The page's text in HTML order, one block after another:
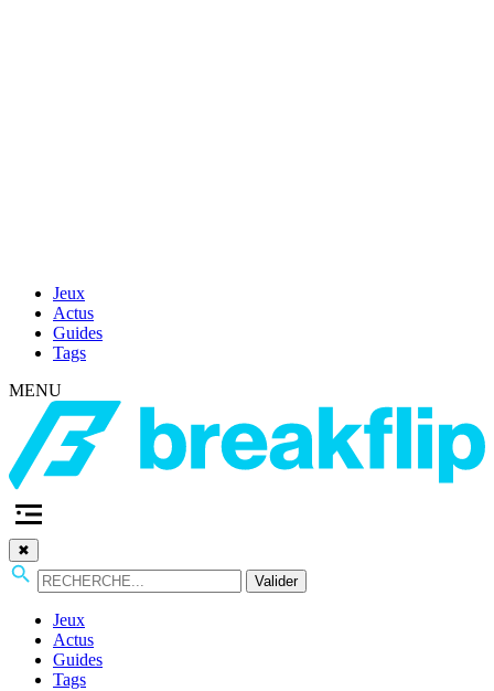
Jeux
Actus
Guides
Tags
MENU
✖
Valider
Jeux
Actus
Guides
Tags